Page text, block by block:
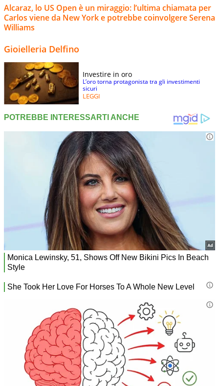
Alcaraz, lo US Open è un miraggio: l’ultima chiamata per
Carlos viene da New York e potrebbe coinvolgere Serena
Williams
Gioielleria Delfino
Investire in oro
L’oro torna protagonista tra gli investimenti
sicuri
LEGGI